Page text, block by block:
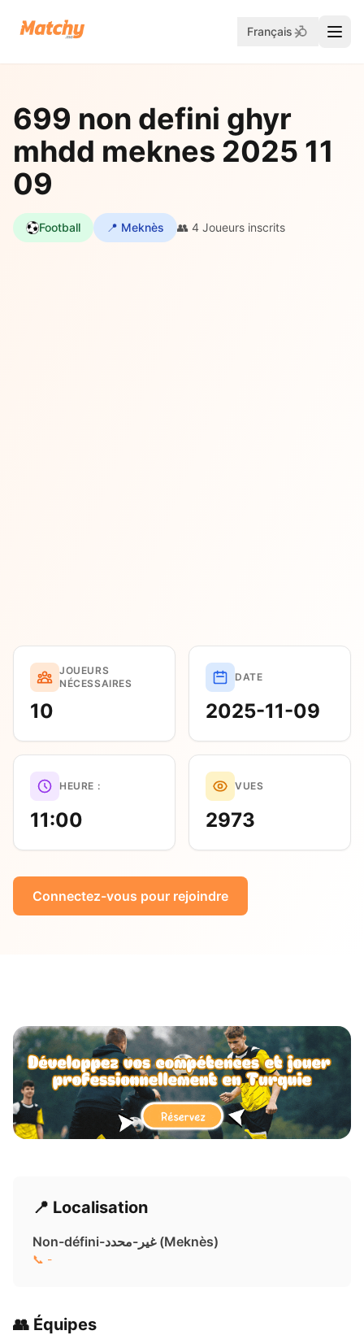
Français
699 non defini ghyr
mhdd meknes 2025 11
09
Football 📍 Meknès 👥 4 Joueurs inscrits
JOUEURS
NÉCESSAIRES
10
DATE
2025-11-09
HEURE :
11:00
VUES
2973
Connectez-vous pour rejoindre
📍 Localisation
Non-défini-غير-محدد ( Meknès)
📞 -
👥 Équipes